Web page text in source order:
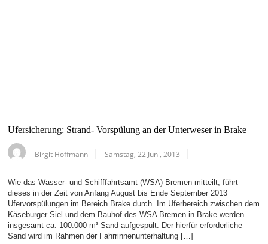
Ufersicherung: Strand- Vorspülung an der Unterweser in Brake
Birgit Hoffmann Samstag, 22 Juni, 2013
Wie das Wasser- und Schifffahrtsamt (WSA) Bremen mitteilt, führt
dieses in der Zeit von Anfang August bis Ende September 2013
Ufervorspülungen im Bereich Brake durch. Im Uferbereich zwischen dem
Käseburger Siel und dem Bauhof des WSA Bremen in Brake werden
insgesamt ca. 100.000 m³ Sand aufgespült. Der hierfür erforderliche
Sand wird im Rahmen der Fahrrinnenunterhaltung […]